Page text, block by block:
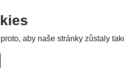
aby naše stránky zůstaly